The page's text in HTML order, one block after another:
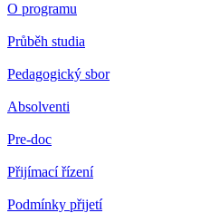
O programu
Průběh studia
Pedagogický sbor
Absolventi
Pre-doc
Přijímací řízení
Podmínky přijetí